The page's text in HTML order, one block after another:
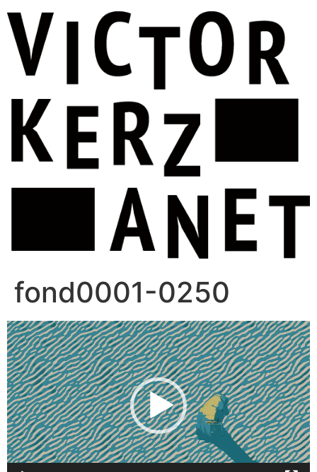
au
contenu
fond0001-0250
Lecteur
vidéo